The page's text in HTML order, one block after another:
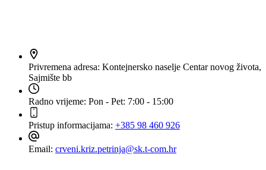
Privremena adresa: Kontejnersko naselje Centar novog života,
Sajmište bb
Radno vrijeme: Pon - Pet: 7:00 - 15:00
Pristup informacijama: +385 98 460 926
Email: crveni.kriz.petrinja@sk.t-com.hr